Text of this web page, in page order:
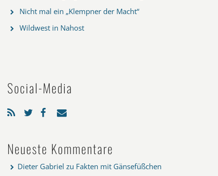
Nicht mal ein „Klempner der Macht“
Wildwest in Nahost
Social-Media
Neueste Kommentare
Dieter Gabriel zu Fakten mit Gänsefüßchen